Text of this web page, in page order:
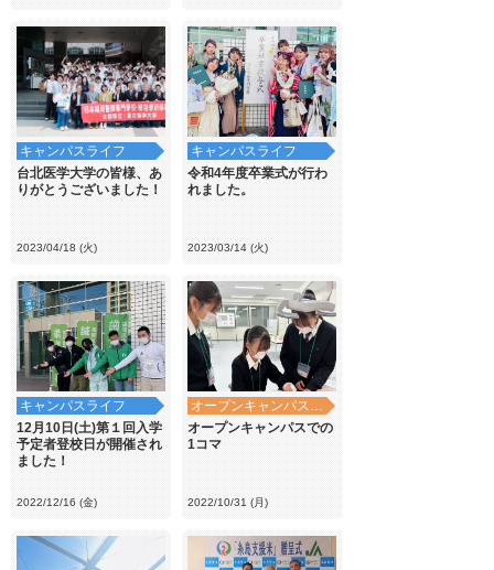
キャンパスライフ
台北医学大学の皆様、あ
りがとうございました！
2023/04/18 (火)
キャンパスライフ
令和4年度卒業式が行わ
れました。
2023/03/14 (火)
キャンパスライフ
12月10日(土)第１回入学
予定者登校日が開催され
ました！
2022/12/16 (金)
オープンキャンパス・学校見学
オープンキャンパスでの
1コマ
2022/10/31 (月)